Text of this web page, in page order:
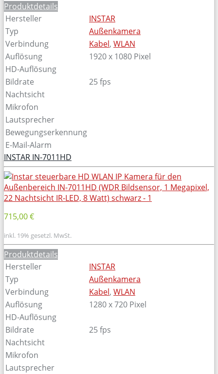
Produktdetails
Hersteller
INSTAR
Typ
Außenkamera
Verbindung
Kabel, WLAN
Auflösung
1920 x 1080 Pixel
HD-Auflösung
Bildrate
25 fps
Nachtsicht
Mikrofon
Lautsprecher
Bewegungserkennung
E-Mail-Alarm
INSTAR IN-7011HD
715,00 €
inkl. 19% gesetzl. MwSt.
Produktdetails
Hersteller
INSTAR
Typ
Außenkamera
Verbindung
Kabel, WLAN
Auflösung
1280 x 720 Pixel
HD-Auflösung
Bildrate
25 fps
Nachtsicht
Mikrofon
Lautsprecher